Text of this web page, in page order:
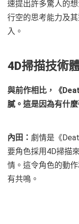
速提出許多驚人的
行空的思考能力及
入。
4D掃描技術
與前作相比，《
膩。這是因為有什
內田： 劇情是《
要角色採用4D掃描
情。這令角色的動
有共鳴。